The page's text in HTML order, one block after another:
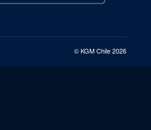
© KGM Chile 2026